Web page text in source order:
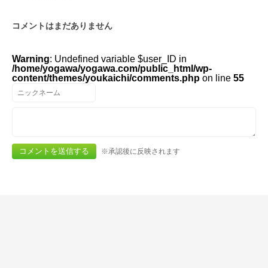
コメントはまだありません
Warning: Undefined variable $user_ID in
/home/yogawa/yogawa.com/public_html/wp-
content/themes/youkaichi/comments.php on line 55
※承認後に反映されます